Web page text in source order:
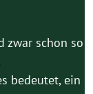
zwar schon so
bedeutet, ein